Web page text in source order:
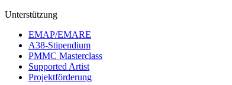
Unterstützung
EMAP/EMARE
A38-Stipendium
PMMC Masterclass
Supported Artist
Projektförderung